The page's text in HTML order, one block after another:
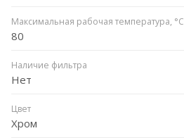
Максимальная рабочая температура, °C
80
Наличие фильтра
Нет
Цвет
Хром